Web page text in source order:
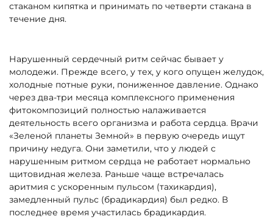
стаканом кипятка и принимать по четверти стакана в
течение дня.
Нарушенный сердечный ритм сейчас бывает у
молодежи. Прежде всего, у тех, у кого опущен желудок,
холодные потные руки, пониженное давление. Однако
через два-три месяца комплексного применения
фитокомпозиций полностью налаживается
деятельность всего организма и работа сердца. Врачи
«Зеленой планеты Земной» в первую очередь ищут
причину недуга. Они заметили, что у людей с
нарушенным ритмом сердца не работает нормально
щитовидная железа. Раньше чаще встречалась
аритмия с ускоренным пульсом (тахикардия),
замедленный пульс (брадикардия) был редко. В
последнее время участилась брадикардия.